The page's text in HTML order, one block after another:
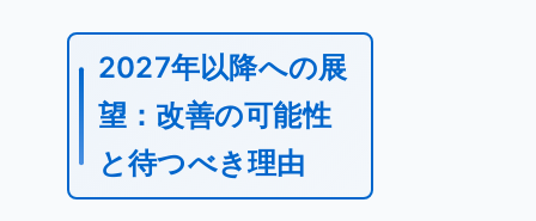
2027年以降への展
望：改善の可能性
と待つべき理由